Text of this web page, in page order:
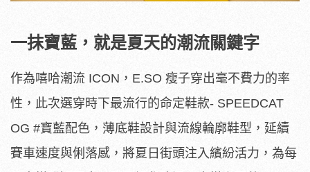
一抹寶藍，就是夏天的潮流關鍵字
作為嘻哈潮流 ICON，E.SO 瘦子穿出毫不費力的率
性，此次選穿時下最流行的命定鞋款- SPEEDCAT
OG #寶藍配色，薄底鞋設計與流線輪廓鞋型，延續
賽車速度與俐落感，將夏日街頭注入繽紛活力，為每